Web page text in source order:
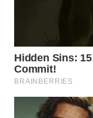
WN
LANGKAT
WN
TAPANULI